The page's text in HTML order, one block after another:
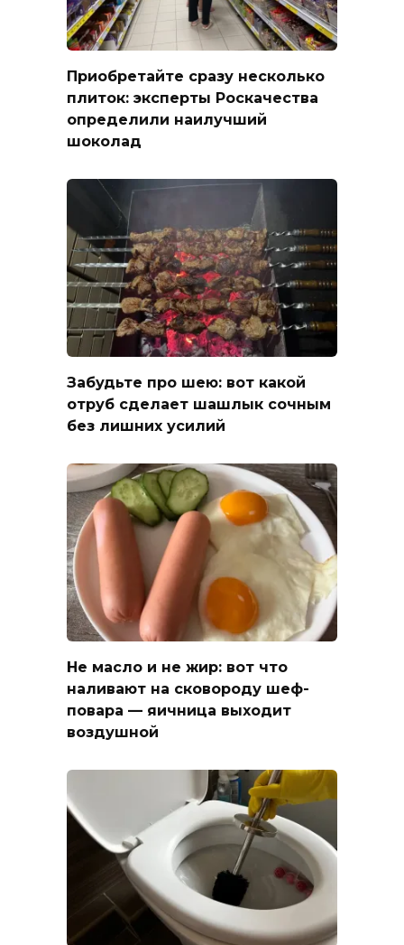
Приобретайте сразу несколько
плиток: эксперты Роскачества
определили наилучший
шоколад
Забудьте про шею: вот какой
отруб сделает шашлык сочным
без лишних усилий
Не масло и не жир: вот что
наливают на сковороду шеф-
повара — яичница выходит
воздушной